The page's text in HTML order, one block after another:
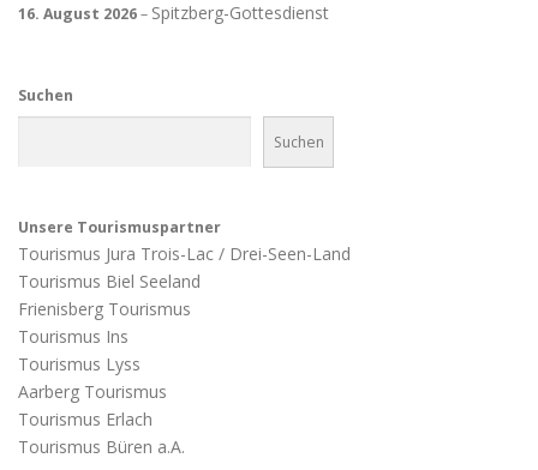
16. August 2026– Spitzberg-Gottesdienst
Suchen
Suchen
Unsere Tourismuspartner
Tourismus Jura Trois-Lac / Drei-Seen-Land
Tourismus Biel Seeland
Frienisberg Tourismus
Tourismus Ins
Tourismus Lyss
Aarberg Tourismus
Tourismus Erlach
Tourismus Büren a.A.